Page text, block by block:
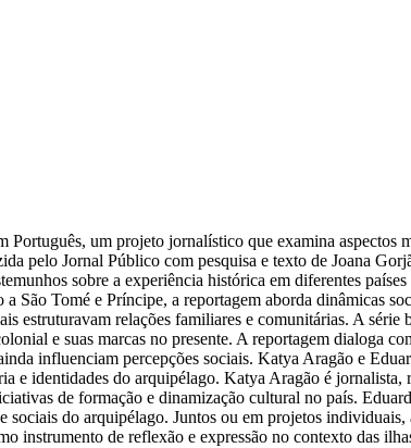
Português, um projeto jornalístico que examina
pelo Jornal Público com pesquisa e texto de Joana
sobre a experiência histórica em diferentes
São Tomé e Príncipe, a reportagem aborda dinâmicas
estruturavam relações familiares e comunitárias. A
e suas marcas no presente. A reportagem dialoga
influenciam percepções sociais. Katya Aragão e
e identidades do arquipélago. Katya Aragão é
de formação e dinamização cultural no país.
do arquipélago. Juntos ou em projetos
instrumento de reflexão e expressão no contexto das